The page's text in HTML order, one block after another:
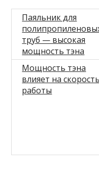
Паяльник для
труб — высокая
мощность тэна
Мощность тэна
влияет на скорость
работы